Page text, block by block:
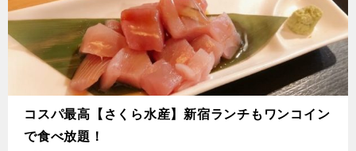
コスパ最高【さくら水産】新宿ランチもワンコイン
で食べ放題！